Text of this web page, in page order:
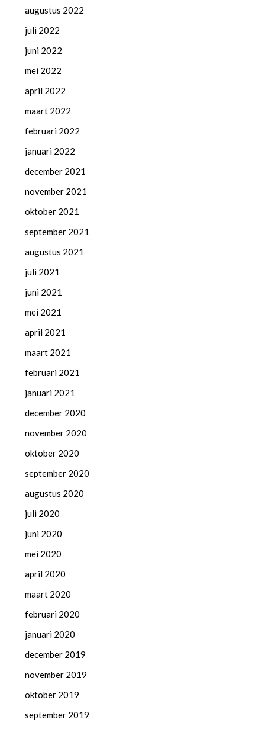
augustus 2022
juli 2022
juni 2022
mei 2022
april 2022
maart 2022
februari 2022
januari 2022
december 2021
november 2021
oktober 2021
september 2021
augustus 2021
juli 2021
juni 2021
mei 2021
april 2021
maart 2021
februari 2021
januari 2021
december 2020
november 2020
oktober 2020
september 2020
augustus 2020
juli 2020
juni 2020
mei 2020
april 2020
maart 2020
februari 2020
januari 2020
december 2019
november 2019
oktober 2019
september 2019